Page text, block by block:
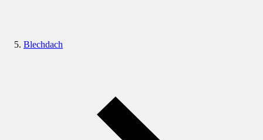
Blechdach